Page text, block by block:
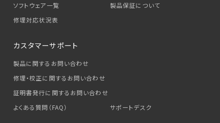
ソフトウェア一覧
製品保証について
修理対応状況表
カスタマーサポート
製品に関するお問い合わせ
修理・校正に関するお問い合わせ
証明書発行に関するお問い合わせ
よくある質問（FAQ）
サポートデスク